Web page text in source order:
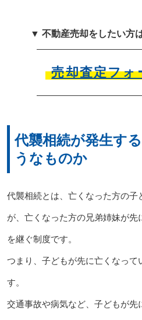
▼ 不動産売却をしたい方
売却査定フォ
代襲相続が発生す
うなものか
代襲相続とは、亡くなった方の
が、亡くなった方の兄弟姉妹が
を継ぐ制度です。
つまり、子どもが先に亡くなって
す。
交通事故や病気など、子どもが先